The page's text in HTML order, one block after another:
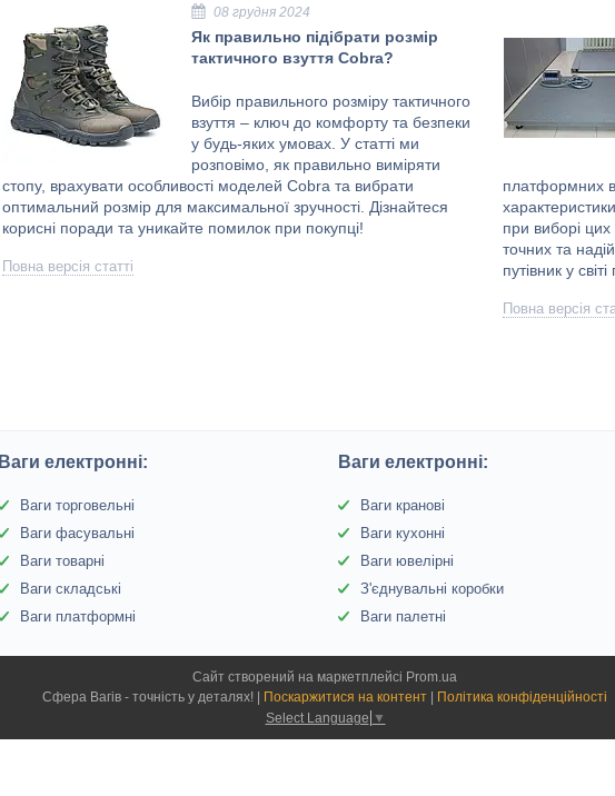
08 грудня 2024
Як правильно підібрати розмір
тактичного взуття Cobra?
Вибір правильного розміру тактичного
взуття – ключ до комфорту та безпеки
у будь-яких умовах. У статті ми
розповімо, як правильно виміряти
стопу, врахувати особливості моделей Cobra та вибрати
оптимальний розмір для максимальної зручності. Дізнайтеся
корисні поради та уникайте помилок при покупці!
Повна версія статті
платформних
при виборі
точних та
путівник у
Повна версія
Ваги електронні:
Ваги торговельні
Ваги фасувальні
Ваги товарні
Ваги складські
Ваги платформні
Ваги електронні:
Ваги кранові
Ваги кухонні
Ваги ювелірні
З'єднувальні коробки
Ваги палетні
Сайт створений на маркетплейсі Prom.ua
Поскаржитися на контент
Політика конфіденційності
Select Language ▼